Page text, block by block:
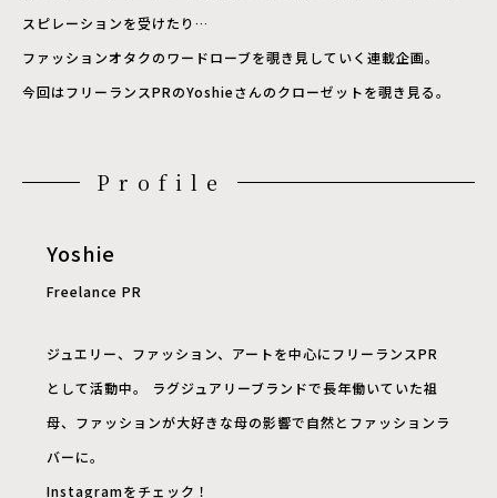
スピレーションを受けたり…
ファッションオタクのワードローブを覗き見していく連載企画。
今回はフリーランスPRのYoshieさんのクローゼットを覗き見る。
Profile
Yoshie
Freelance PR
ジュエリー、ファッション、アートを中心にフリーランスPR
として活動中。 ラグジュアリーブランドで長年働いていた祖
母、ファッションが大好きな母の影響で自然とファッションラ
バーに。
Instagramをチェック！